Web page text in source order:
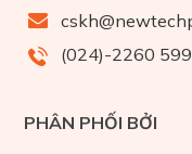
(024)-2260
PHÂN PHỐI BỞI